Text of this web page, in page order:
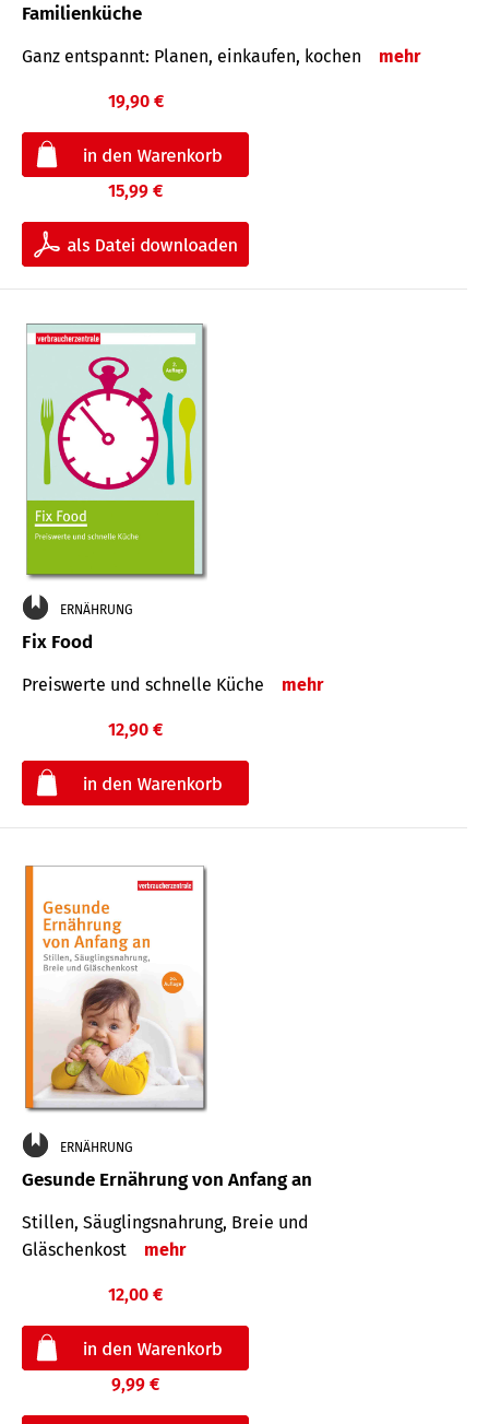
Familienküche
Ganz entspannt: Planen, einkaufen, kochen mehr
19,90 €
15,99 €
ERNÄHRUNG
Fix Food
Preiswerte und schnelle Küche mehr
12,90 €
ERNÄHRUNG
Gesunde Ernährung von Anfang an
Stillen, Säuglingsnahrung, Breie und
Gläschenkost
mehr
12,00 €
9,99 €